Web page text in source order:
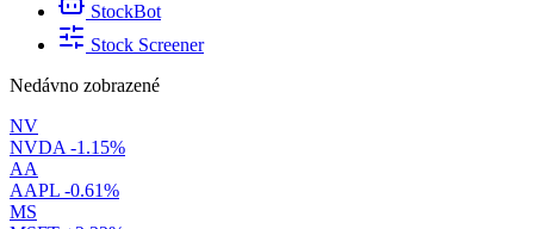
StockBot
Stock Screener
Nedávno zobrazené
NV
NVDA -1.15%
AA
AAPL -0.61%
MS